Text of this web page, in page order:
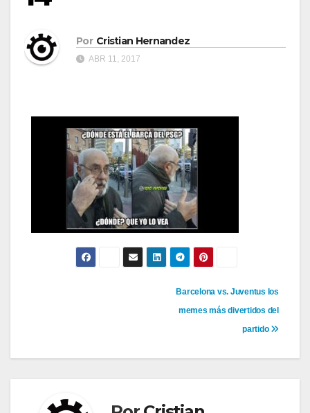
Por Cristian Hernandez
ABR 11, 2017
entradas
Barcelona vs. Juventus los
memes más divertidos del
partido